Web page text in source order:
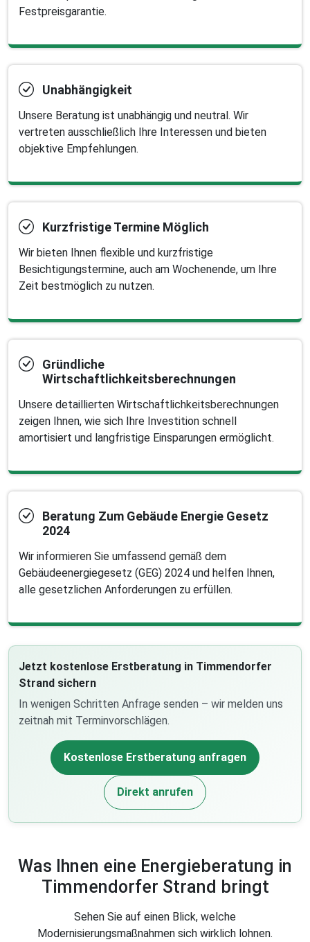
Festpreisgarantie.
Unabhängigkeit
Unsere Beratung ist unabhängig und neutral. Wir
vertreten ausschließlich Ihre Interessen und bieten
objektive Empfehlungen.
Kurzfristige Termine Möglich
Wir bieten Ihnen flexible und kurzfristige
Besichtigungstermine, auch am Wochenende, um Ihre
Zeit bestmöglich zu nutzen.
Gründliche
Wirtschaftlichkeitsberechnungen
Unsere detaillierten Wirtschaftlichkeitsberechnungen
zeigen Ihnen, wie sich Ihre Investition schnell
amortisiert und langfristige Einsparungen ermöglicht.
Beratung Zum Gebäude Energie Gesetz
2024
Wir informieren Sie umfassend gemäß dem
Gebäudeenergiegesetz (GEG) 2024 und helfen Ihnen,
alle gesetzlichen Anforderungen zu erfüllen.
Jetzt kostenlose Erstberatung in Timmendorfer
Strand sichern
In wenigen Schritten Anfrage senden – wir melden uns
zeitnah mit Terminvorschlägen.
Kostenlose Erstberatung anfragen
Direkt anrufen
Was Ihnen eine Energieberatung in
Timmendorfer Strand bringt
Sehen Sie auf einen Blick, welche
Modernisierungsmaßnahmen sich wirklich lohnen.